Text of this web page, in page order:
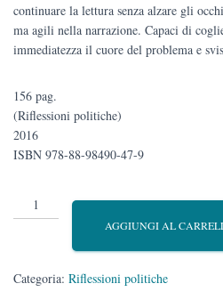
continuare la lettura senza alzare gli
ma agili nella narrazione. Capaci di
immediatezza il cuore del problema e
156 pag.
(Riflessioni politiche)
2016
ISBN 978-88-98490-47-9
Milano
AGGIUNGI AL
Categoria: Riflessioni politiche